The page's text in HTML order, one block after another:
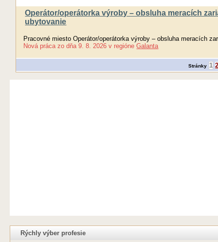
Operátor/operátorka výroby – obsluha meracích
ubytovanie
Pracovné miesto Operátor/operátorka výroby – obsluha meracích
Nová práca zo dňa 9. 8. 2026 v regióne Galanta
Stránky 1
Rýchly výber profesie